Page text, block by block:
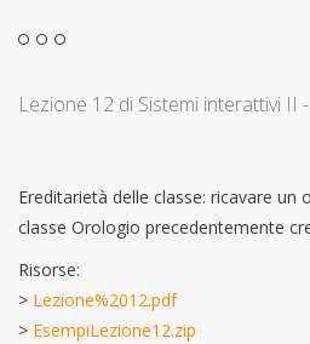
Lezione 12 di Sistemi interattivi II
Ereditarietà delle classe: ricavare un
classe Orologio precedentemente
Risorse:
> Lezione%2012.pdf
> EsempiLezione12.zip